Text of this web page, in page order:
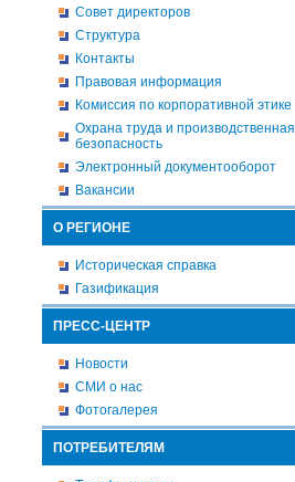
Совет директоров
Структура
Контакты
Правовая информация
Комиссия по корпоративной этике
Охрана труда и производственная
безопасность
Электронный документооборот
Вакансии
О РЕГИОНЕ
Историческая справка
Газификация
ПРЕСС-ЦЕНТР
Новости
СМИ о нас
Фотогалерея
ПОТРЕБИТЕЛЯМ